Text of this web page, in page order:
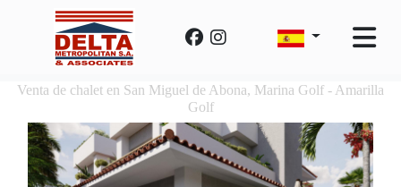
Venta de chalet en San Miguel de Abona, Marina Golf - Amarilla
Golf